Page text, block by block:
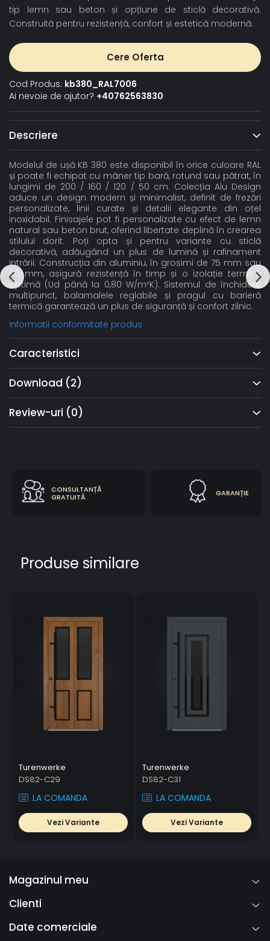
tip lemn sau beton și opțiune de sticlă decorativă.
Construită pentru rezistență, confort și estetică modernă.
Cere Oferta
Cod Produs: kb380_RAL7006
Ai nevoie de ajutor? +40762563830
Descriere
Modelul de ușă KB 380 este disponibil în orice culoare RAL
și poate fi echipat cu mâner tip bară, rotund sau pătrat, în
lungimi de 200 / 160 / 120 / 50 cm. Colecția Alu Design
aduce un design modern și minimalist, definit de frezări
personalizate, linii curate și detalii elegante din oțel
inoxidabil. Finisajele pot fi personalizate cu efect de lemn
natural sau beton brut, oferind libertate deplină în crearea
stilului dorit. Poți opta și pentru variante cu sticlă
decorativă, adăugând un plus de lumină și rafinament
intrării. Construcția din aluminiu, în grosimi de 75 mm sau
90 mm, asigură rezistență în timp și o izolație termică
optimă (Ud până la 0,80 W/m²K). Sistemul de închidere
multipunct, balamalele reglabile și pragul cu barieră
termică garantează un plus de siguranță și confort zilnic.
Informatii conformitate produs
Caracteristici
Download (2)
Review-uri (0)
CONSULTANȚĂ
GRATUITĂ
GARANȚIE
Produse similare
Turenwerke
DS82-C29
LA COMANDA
Vezi Variante
Turenwerke
DS82-C31
LA COMANDA
Vezi Variante
Magazinul meu
Clienti
Date comerciale